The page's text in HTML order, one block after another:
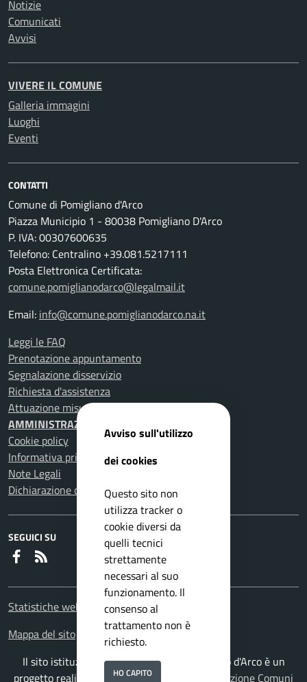
Notizie
Comunicati
Avvisi
VIVERE IL COMUNE
Galleria immagini
Luoghi
Eventi
CONTATTI
Comune di Pomigliano d'Arco
Piazza Municipio 1 - 80038 Pomigliano D'Arco
P. IVA: 00307600635
Telefono: Centralino +39.081.5217111
Posta Elettronica Certificata:
comune.pomiglianodarco@legalmail.it
Email: info@comune.pomiglianodarco.na.it
Leggi le FAQ
Prenotazione appuntamento
Segnalazione disservizio
Richiesta d'assistenza
Attuazione misure PNRR
AMMINISTRAZIONE TRASPARENTE
Cookie policy
Informativa privacy
Note Legali
Dichiarazione di accessibilità
SEGUICI SU
Faceboook
Statistiche web
Mappa del sito
Il sito istituzionale del Comune di Pomigliano d'Arco è un
progetto realizzato daISWEB S.p.A. Soluzione Comuni
Avviso sull'utilizzo
dei cookies
Questo sito non
utilizza tracker o
cookie diversi da
quelli tecnici
strettamente
necessari al suo
funzionamento. Il
consenso al
trattamento non è
richiesto.
HO CAPITO